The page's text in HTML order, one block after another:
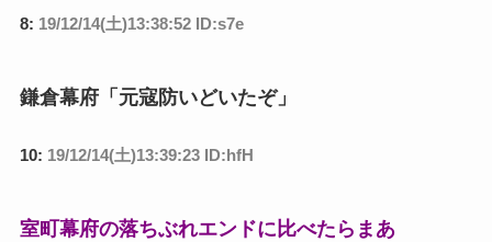
8: 19/12/14(土)13:38:52 ID:s7e
鎌倉幕府「元寇防いどいたぞ」
10: 19/12/14(土)13:39:23 ID:hfH
室町幕府の落ちぶれエンドに比べたらまあ